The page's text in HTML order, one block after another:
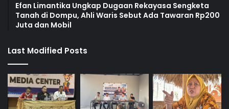
Efan Limantika Ungkap Dugaan Rekayasa Sengketa
Tanah di Dompu, Ahli Waris Sebut Ada Tawaran Rp200
Juta dan Mobil
Last Modified Posts